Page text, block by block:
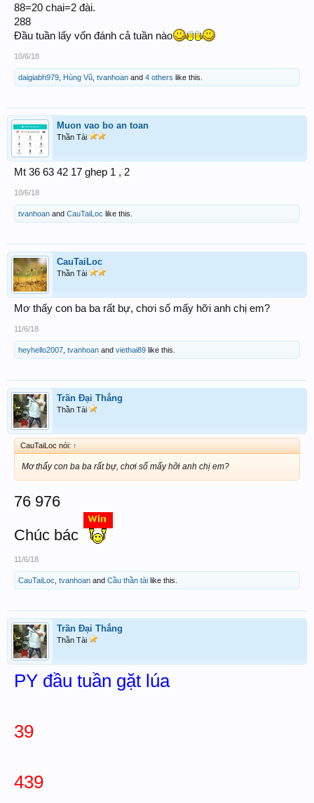
88=20 chai=2 đài.
288
Đầu tuần lấy vốn đánh cả tuần nào
10/6/18
daigiabh979 Hùng Vũ tvanhoan and 4 others like this.
Muon vao bo an toan
Thần Tài
Mt 36 63 42 17 ghep 1 , 2
10/6/18
tvanhoan and CauTaiLoc like this.
CauTaiLoc
Thần Tài
Mơ thấy con ba ba rất bự, chơi số mấy hỡi anh chị em?
11/6/18
heyhello2007 tvanhoan and viethai89 like this.
Trần Đại Thắng
Thần Tài
CauTaiLoc nói: ↑
Mơ thấy con ba ba rất bự, chơi số mấy hỡi anh chị em?
76 976
Chúc bác
11/6/18
CauTaiLoc tvanhoan and Cầu thần tài like this.
Trần Đại Thắng
Thần Tài
PY đầu tuần gặt lúa
39
439